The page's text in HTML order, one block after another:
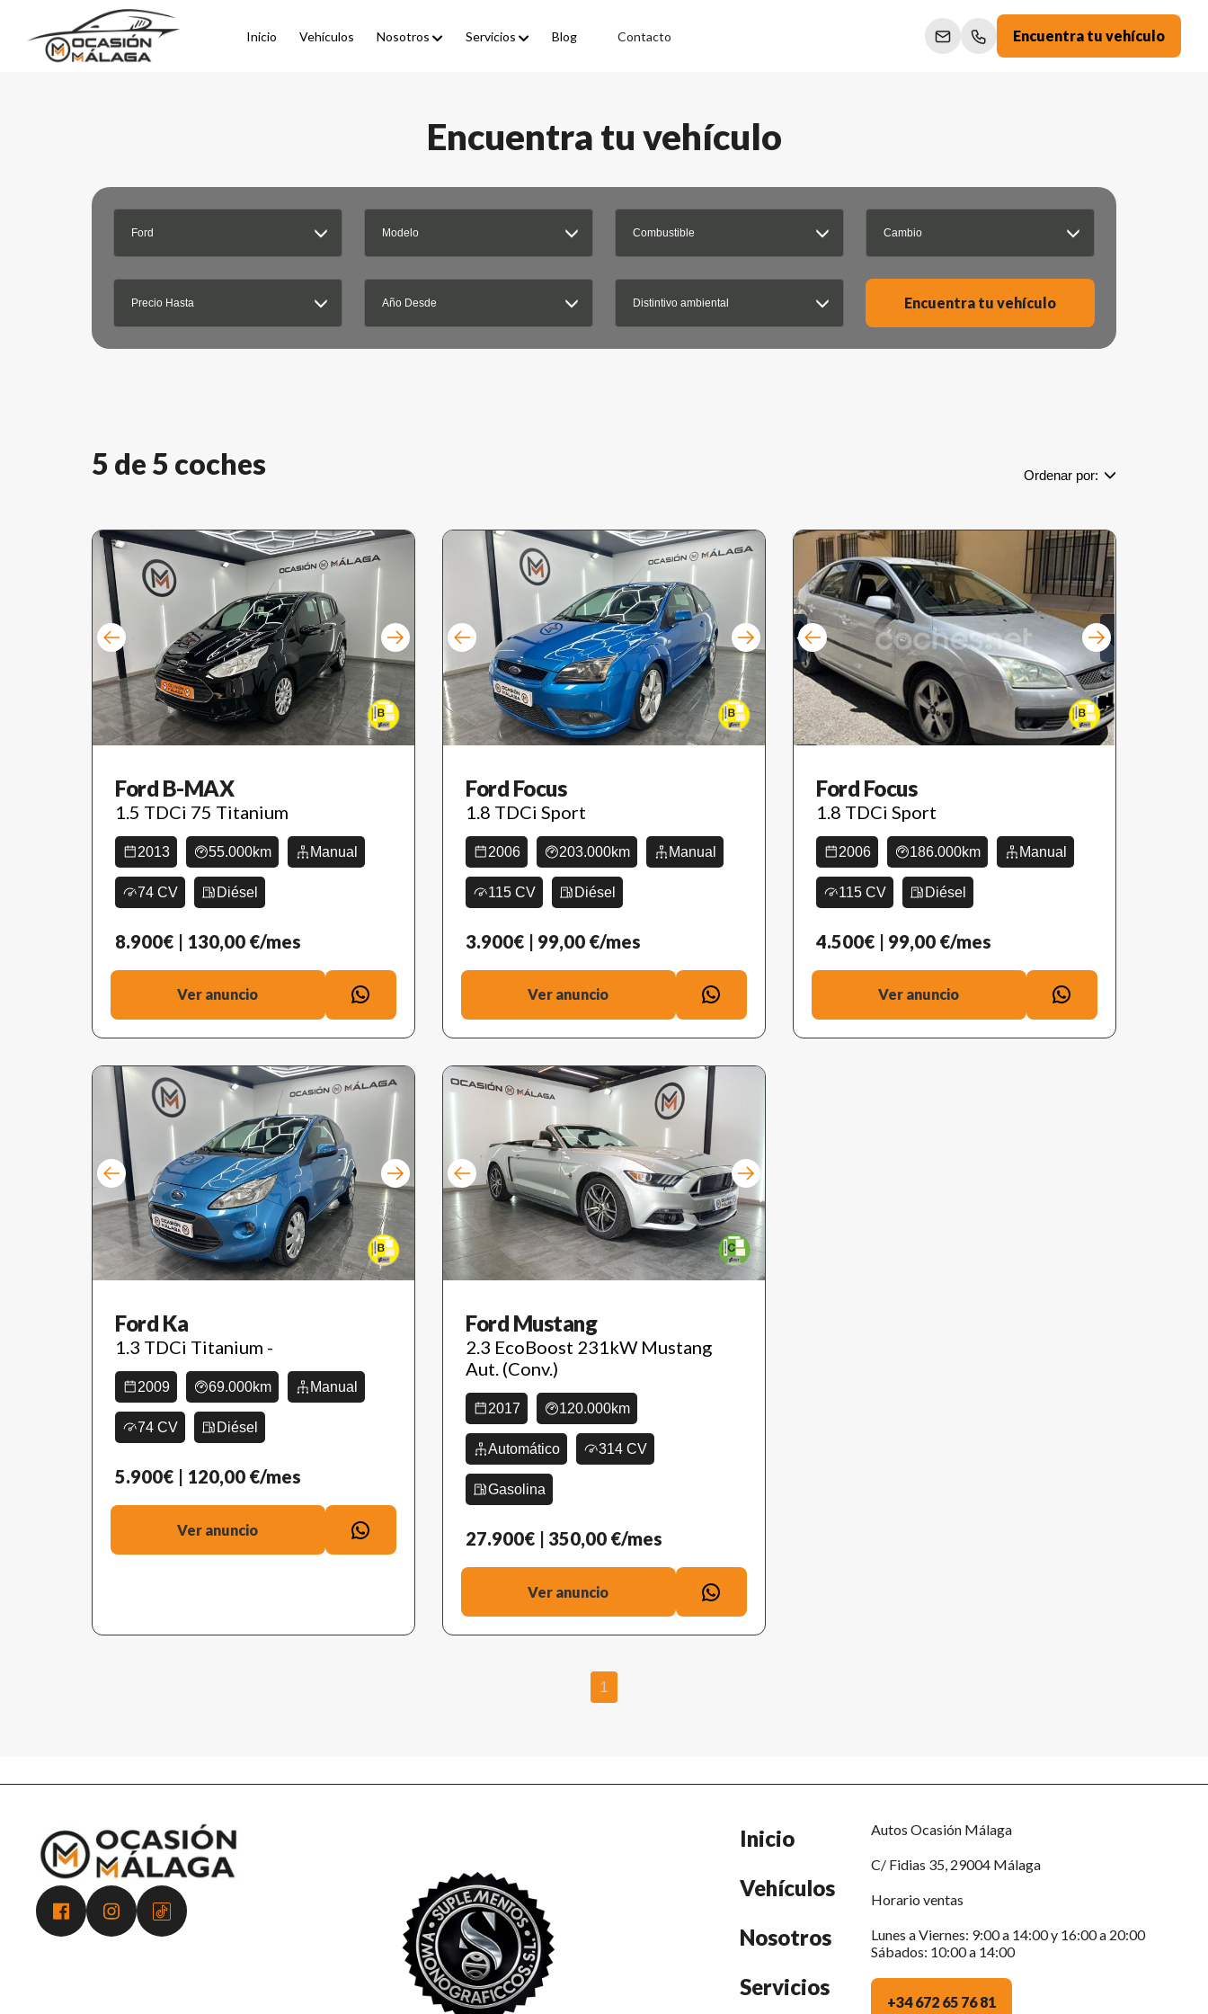
Inicio Vehículos Nosotros Servicios Blog Contacto Encuentra tu vehículo
Encuentra tu vehículo
Ford Modelo Combustible Cambio
Precio Hasta Año Desde Distintivo ambiental Encuentra tu vehículo
5 de 5 coches Ordenar por:
Ford B-MAX
1.5 TDCi 75 Titanium
2013 55.000km Manual
74 CV Diésel
8.900€ | 130,00 €/mes
Ver anuncio
Ford Focus
1.8 TDCi Sport
2006 203.000km Manual
115 CV Diésel
3.900€ | 99,00 €/mes
Ver anuncio
Ford Focus
1.8 TDCi Sport
2006 186.000km Manual
115 CV Diésel
4.500€ | 99,00 €/mes
Ver anuncio
Ford Ka
1.3 TDCi Titanium -
2009 69.000km Manual
74 CV Diésel
5.900€ | 120,00 €/mes
Ver anuncio
Ford Mustang
2.3 EcoBoost 231kW Mustang
Aut. (Conv.)
2017 120.000km
Automático 314 CV
Gasolina
27.900€ | 350,00 €/mes
Ver anuncio
1
Inicio
Vehículos
Nosotros
Servicios
Autos Ocasión Málaga
C/ Fidias 35, 29004 Málaga
Horario ventas
Lunes a Viernes: 9:00 a 14:00 y 16:00 a 20:00
Sábados: 10:00 a 14:00
+34 672 65 76 81